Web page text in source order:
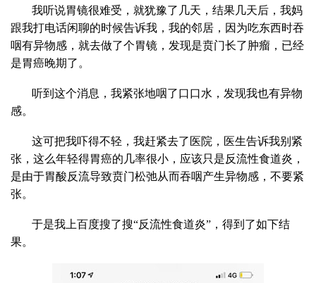
我听说胃镜很难受，就犹豫了几天，结果几天后，我妈
跟我打电话闲聊的时候告诉我，我的邻居，因为吃东西时吞
咽有异物感，就去做了个胃镜，发现是贲门长了肿瘤，已经
是胃癌晚期了。
听到这个消息，我紧张地咽了口口水，发现我也有异物
感。
这可把我吓得不轻，我赶紧去了医院，医生告诉我别紧
张，这么年轻得胃癌的几率很小，应该只是反流性食道炎，
是由于胃酸反流导致贲门松弛从而吞咽产生异物感，不要紧
张。
于是我上百度搜了搜“反流性食道炎”，得到了如下结
果。